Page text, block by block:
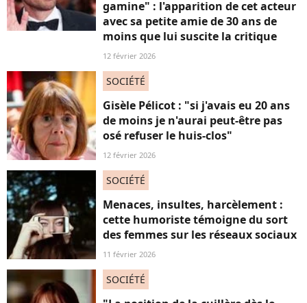
gamine" : l'apparition de cet acteur
avec sa petite amie de 30 ans de
moins que lui suscite la critique
12 février 2026
SOCIÉTÉ
Gisèle Pélicot : "si j'avais eu 20 ans
de moins je n'aurai peut-être pas
osé refuser le huis-clos"
12 février 2026
SOCIÉTÉ
Menaces, insultes, harcèlement :
cette humoriste témoigne du sort
des femmes sur les réseaux sociaux
11 février 2026
SOCIÉTÉ